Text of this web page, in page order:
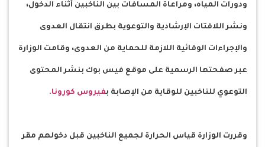
ودورات المياه، ومراعاة المسافات بين الناخبين أثناء الدخول،
ونشر اللافتات الإرشادية والتوعوية بطرق انتقال العدوى
والإجراءات الوقائية اللازمة للحماية من العدوى، وقامت الوزارة
عبر صفحتها الرسمية على موقع فيس بوك بنشر المحتوى
التوعوي للناخبين للوقاية من الإصابة بفيروس كورونا.
وقررت الوزارة قياس الحرارة لجميع الناخبين قبل دخولهم مقر